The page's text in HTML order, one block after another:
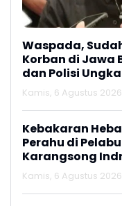
Waspada,
Korban di Jawa
dan Polisi
Penipuan Modus
Paylater
Kamis, 6 Agustus
Kebakaran
Perahu di
Karangsong
Kamis, 6 Agustus 2026